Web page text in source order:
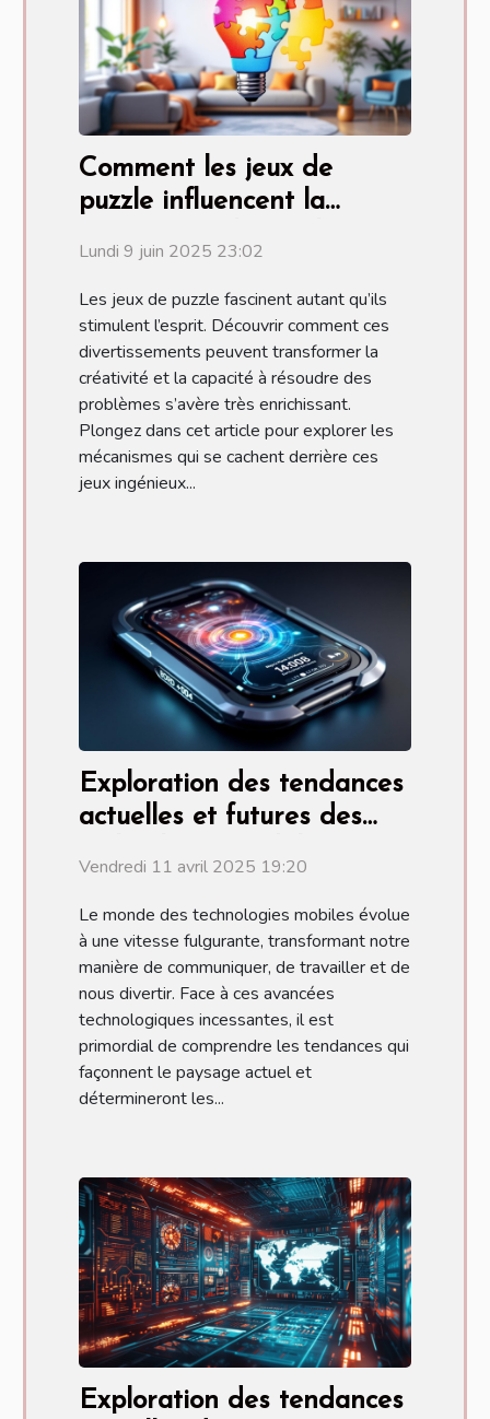
Comment les jeux de
puzzle influencent la
de problèmes
Lundi 9 juin 2025 23:02
Les jeux de puzzle fascinent autant qu’ils
stimulent l’esprit. Découvrir comment ces
divertissements peuvent transformer la
créativité et la capacité à résoudre des
problèmes s’avère très enrichissant.
Plongez dans cet article pour explorer les
mécanismes qui se cachent derrière ces
jeux ingénieux...
Exploration des tendances
actuelles et futures des
Vendredi 11 avril 2025 19:20
Le monde des technologies mobiles évolue
à une vitesse fulgurante, transformant notre
manière de communiquer, de travailler et de
nous divertir. Face à ces avancées
technologiques incessantes, il est
primordial de comprendre les tendances qui
façonnent le paysage actuel et
détermineront les...
Exploration des tendances